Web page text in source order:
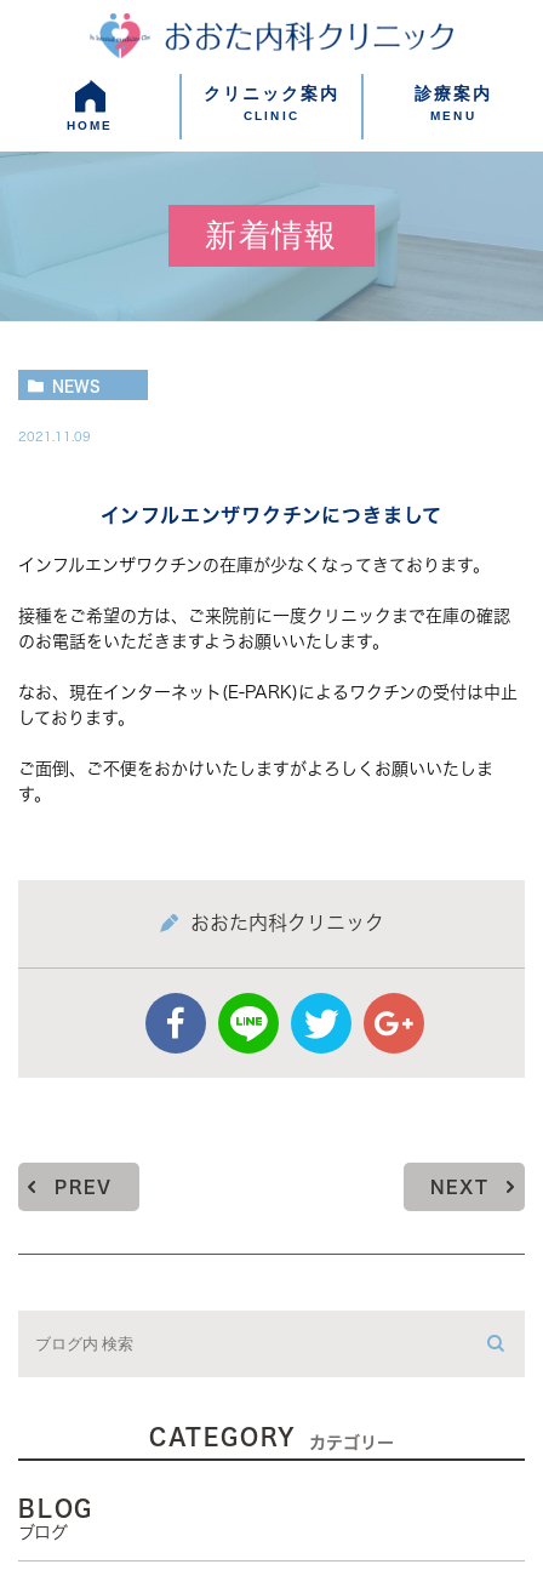
HOME
クリニック案内
CLINIC
診療案内
MENU
新着情報
NEWS
2021.11.09
インフルエンザワクチンにつきまして
インフルエンザワクチンの在庫が少なくなってきております。
接種をご希望の方は、ご来院前に一度クリニックまで在庫の確認
のお電話をいただきますようお願いいたします。
なお、現在インターネット(E-PARK)によるワクチンの受付は中止
しております。
ご面倒、ご不便をおかけいたしますがよろしくお願いいたしま
す。
おおた内科クリニック
PREV NEXT
CATEGORY カテゴリー
BLOG
ブログ